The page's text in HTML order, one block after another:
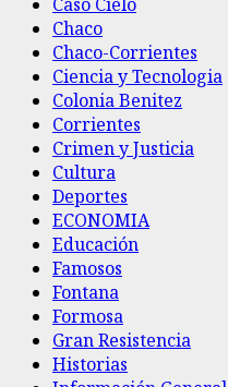
Chaco
Chaco-Corrientes
Ciencia y Tecnologia
Colonia Benitez
Corrientes
Crimen y Justicia
Cultura
Deportes
ECONOMIA
Educación
Famosos
Fontana
Formosa
Gran Resistencia
Historias